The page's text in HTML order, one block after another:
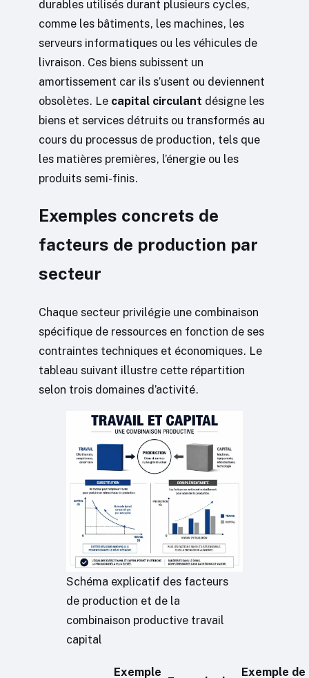
durables utilisés durant plusieurs cycles,
comme les bâtiments, les machines, les
serveurs informatiques ou les véhicules de
livraison. Ces biens subissent un
amortissement car ils s’usent ou deviennent
obsolètes. Le capital circulant désigne les
biens et services détruits ou transformés au
cours du processus de production, tels que
les matières premières, l’énergie ou les
produits semi-finis.
Exemples concrets de
facteurs de production par
secteur
Chaque secteur privilégie une combinaison
spécifique de ressources en fonction de ses
contraintes techniques et économiques. Le
tableau suivant illustre cette répartition
selon trois domaines d’activité.
Schéma explicatif des facteurs
de production et de la
combinaison productive travail
capital
Exemple
Exemple de